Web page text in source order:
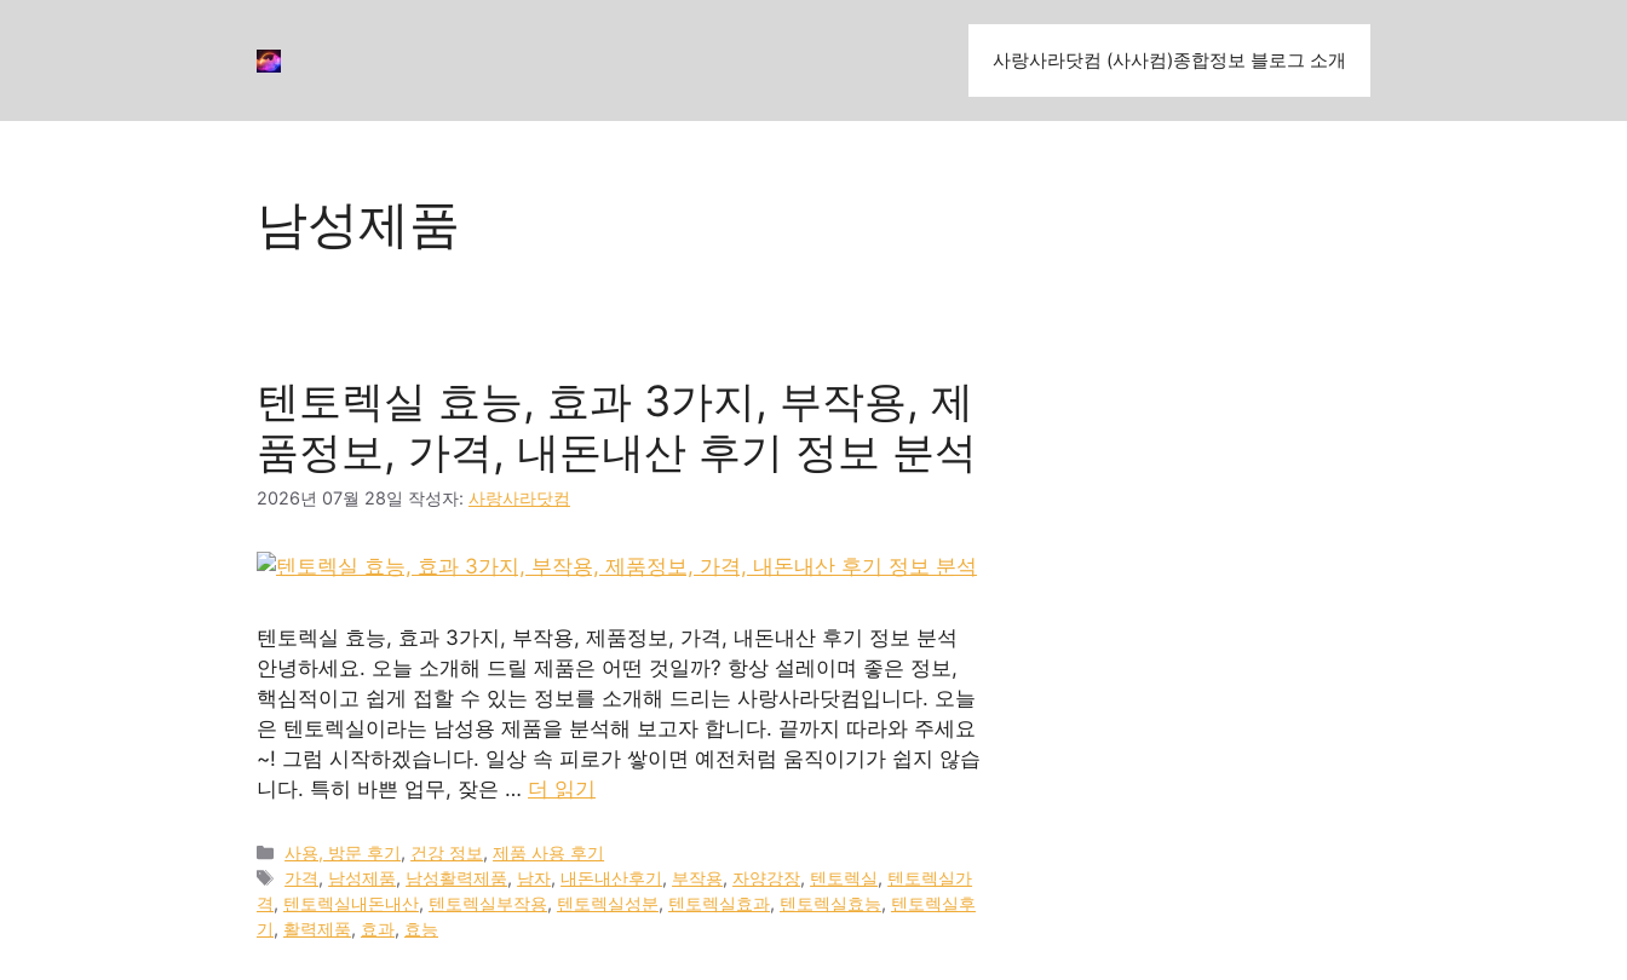
사랑사라닷컴 (사사컴)종합정보 블로그 소개
남성제품
텐토렉실 효능, 효과 3가지, 부작용, 제
품정보, 가격, 내돈내산 후기 정보 분석
2026년 07월 28일 작성자: 사랑사라닷컴
텐토렉실 효능, 효과 3가지, 부작용, 제품정보, 가격, 내돈내산 후기 정보 분석
안녕하세요. 오늘 소개해 드릴 제품은 어떤 것일까? 항상 설레이며 좋은 정보,
핵심적이고 쉽게 접할 수 있는 정보를 소개해 드리는 사랑사라닷컴입니다. 오늘
은 텐토렉실이라는 남성용 제품을 분석해 보고자 합니다. 끝까지 따라와 주세요
~! 그럼 시작하겠습니다. 일상 속 피로가 쌓이면 예전처럼 움직이기가 쉽지 않습
니다. 특히 바쁜 업무, 잦은 … 더 읽기
카
테
고
리
사용, 방문 후기, 건강 정보,제품 사용 후기
태
그
가격, 남성제품, 남성활력제품, 남자, 내돈내산후기, 부작용, 자양강장, 텐토렉실, 텐토렉실가
격, 텐토렉실내돈내산, 텐토렉실부작용, 텐토렉실성분, 텐토렉실효과, 텐토렉실효능, 텐토렉실후
기, 활력제품, 효과, 효능